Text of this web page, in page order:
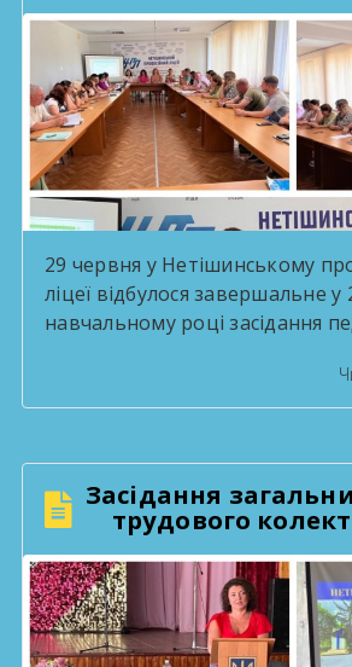
29 червня у Нетішинському
ліцеї відбулося завершальне у
навчальному році засідання
Бабій. На порядку денному
такі питання: Про хід
педагогічного колективу на
Про переведення учнів I-II
курси Попереднє
викладачів на новий
Засідання
трудового